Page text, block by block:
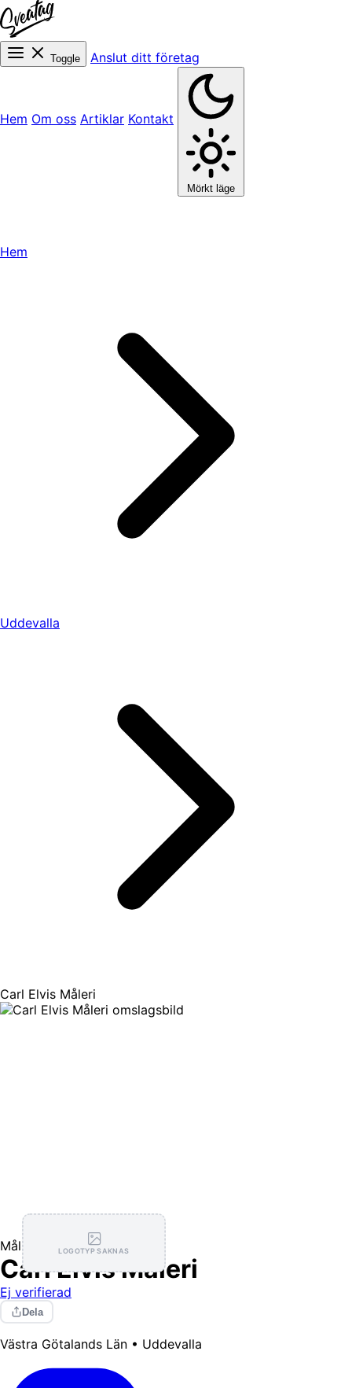
Toggle Anslut ditt företag
Hem Om oss Artiklar Kontakt
Mörkt läge
Hem
Uddevalla
Carl Elvis Måleri
LOGOTYP SAKNAS
Målning / Tapetsering
Carl Elvis Måleri
Ej verifierad
Dela
Västra Götalands Län • Uddevalla